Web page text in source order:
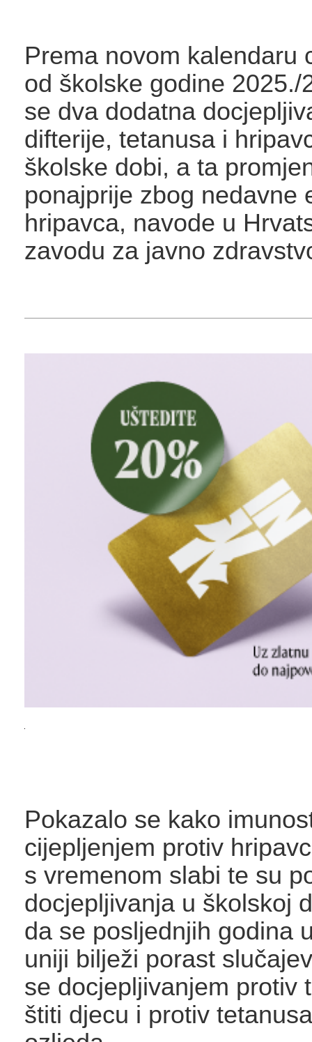
Prema novom kalendaru
od školske godine 2025./
se dva dodatna
difterije, tetanusa i
školske dobi, a ta
ponajprije zbog nedavne
hripavca, navode u
zavodu za javno
Pokazalo se kako
cijepljenjem protiv
s vremenom slabi te su
docjepljivanja u školskoj
da se posljednjih godina
uniji bilježi porast
se docjepljivanjem protiv
štiti djecu i protiv